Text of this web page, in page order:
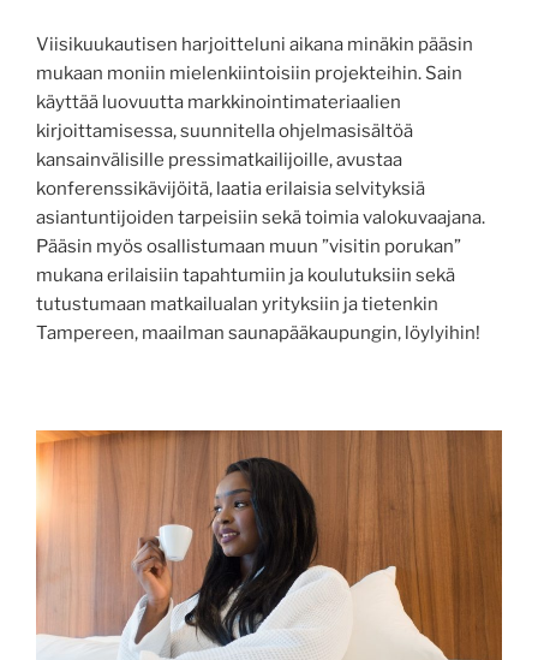
Viisikuukautisen harjoitteluni aikana minäkin pääsin
mukaan moniin mielenkiintoisiin projekteihin. Sain
käyttää luovuutta markkinointimateriaalien
kirjoittamisessa, suunnitella ohjelmasisältöä
kansainvälisille pressimatkailijoille, avustaa
konferenssikävijöitä, laatia erilaisia selvityksiä
asiantuntijoiden tarpeisiin sekä toimia valokuvaajana.
Pääsin myös osallistumaan muun ”visitin porukan”
mukana erilaisiin tapahtumiin ja koulutuksiin sekä
tutustumaan matkailualan yrityksiin ja tietenkin
Tampereen, maailman saunapääkaupungin, löylyihin!